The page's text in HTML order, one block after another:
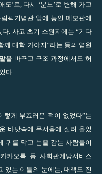
도’로, 다시 ‘분노’로 변해 가고
픽기념관 앞에 놓인 메모판에
. 사고 초기 소원지에는 “기다
께 대학 가야지”라는 등의 염원
을 바꾸고 구조 과정에서도 허
다.
렇게 부끄러운 적이 없었다”는
바닷속에 무서움에 질려 울었
귀를 막고 눈을 감는 사람들이
카오톡 등 사회관계망서비스
있는 이들의 눈에는, 대책도 진